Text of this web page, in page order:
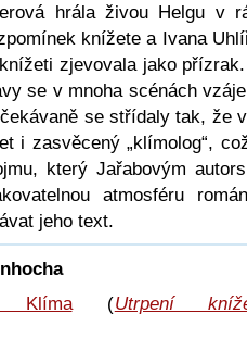
hrála živou Helgu v
knížete a Ivana
zjevovala jako
se v mnoha scénách
se střídaly tak, že
i zasvěcený „klímolog“,
který Jařabovým
atmosféru
jeho text.
Klíma (Utrpení